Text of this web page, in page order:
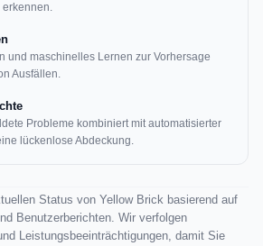
erkennen.
und maschinelles Lernen zur Vorhersage
Ausfällen.
Probleme kombiniert mit automatisierter
lückenlose Abdeckung.
Status von Yellow Brick basierend auf
Benutzerberichten. Wir verfolgen
Leistungsbeeinträchtigungen, damit Sie